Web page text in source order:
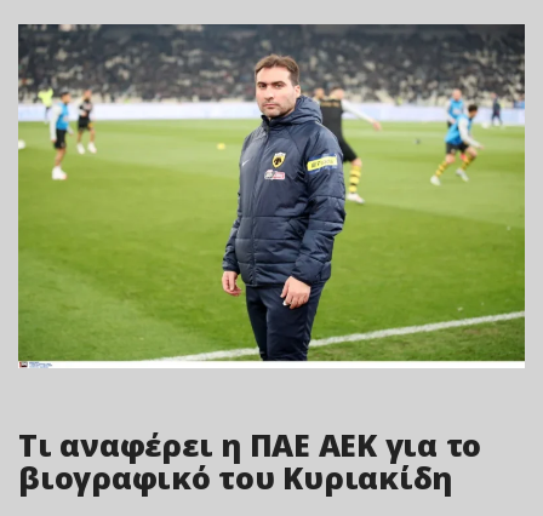
Τι αναφέρει η ΠΑΕ ΑΕΚ για το
βιογραφικό του Κυριακίδη